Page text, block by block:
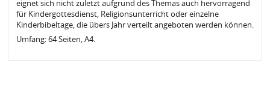
eignet sich nicht zuletzt aufgrund des Themas auch hervorragend
für Kindergottesdienst, Religionsunterricht oder einzelne
Kinderbibeltage, die übers Jahr verteilt angeboten werden können.
Umfang: 64 Seiten, A4.